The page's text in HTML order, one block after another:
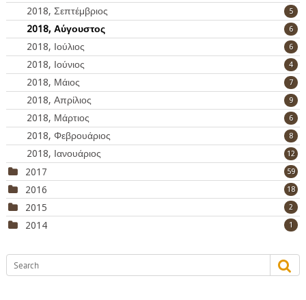
2018, Σεπτέμβριος 5
2018, Αύγουστος 6
2018, Ιούλιος 6
2018, Ιούνιος 4
2018, Μάιος 7
2018, Απρίλιος 9
2018, Μάρτιος 6
2018, Φεβρουάριος 8
2018, Ιανουάριος 12
2017 59
2016 18
2015 2
2014 1